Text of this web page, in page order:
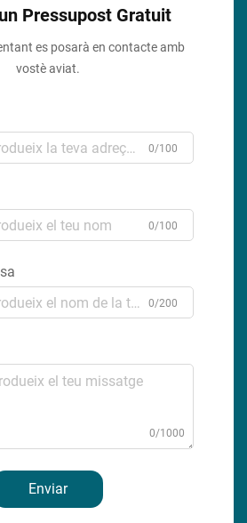
Pressupost Gratuit
es posarà en contacte amb
vostè aviat.
0/100
0/100
0/200
0/1000
Enviar